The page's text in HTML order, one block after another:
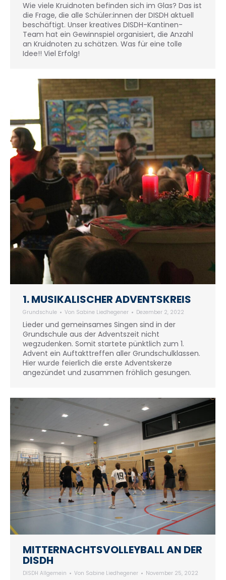
Wie viele Kruidnoten befinden sich im Glas? Das ist
die Frage, die alle Schüler:innen der DISDH aktuell
beschäftigt. Unser kreatives DISDH-Kantinen-
Team hat ein Gewinnspiel organisiert, die Anzahl
an Kruidnoten zu schätzen. Was für eine tolle
Idee!! Viel Erfolg!
1. MUSIKALISCHER ADVENTSKREIS
Grundschule Von Sabine Liedhegener Dezember 2, 2022
Lieder und gemeinsames Singen sind in der
Grundschule aus der Adventszeit nicht
wegzudenken. Somit startete pünktlich zum 1.
Advent ein Auftakttreffen aller Grundschulklassen.
Hier wurde feierlich die erste Adventskerze
angezündet und zusammen fröhlich gesungen.
MITTERNACHTSVOLLEYBALL AN DER
DISDH
DISDH Allgemein Von Sabine Liedhegener November 25, 2022